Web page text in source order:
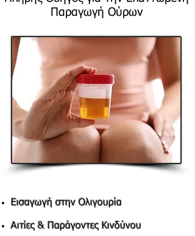
Παραγωγή Ούρων
Εισαγωγή στην Ολιγουρία
Αιτίες & Παράγοντες Κινδύνου